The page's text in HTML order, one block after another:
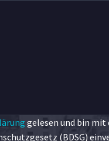
gelesen und bin mit
(BDSG)